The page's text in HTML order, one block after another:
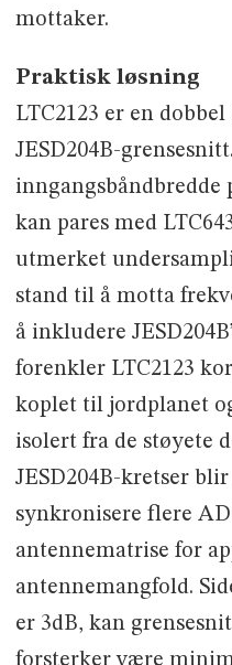
mottaker.
Praktisk løsning
LTC2123 er en
JESD204B-
inngangsbåndbredde
kan pares med
utmerket
stand til å motta
å inkludere
forenkler LTC2123
koplet til jordplanet
isolert fra de støyete
JESD204B-kretser
synkronisere flere
antennematrise for
antennemangfold.
er 3dB, kan